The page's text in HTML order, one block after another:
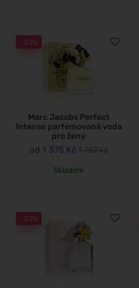
-23%
Marc Jacobs Perfect
Intense parfémovaná voda
pro ženy
od 1 375 Kč 1 787 Kč
Skladem
-23%